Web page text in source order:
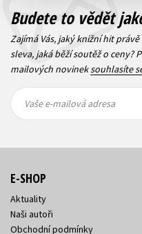
Budete to vědět
Zajímá Vás, jaký knižní hit
sleva, jaká běží soutěž o ceny?
mailových novineksouhlasíte
mailová
mailová
Vaše e-mailová adresa
E-SHOP
Aktuality
Naši autoři
Obchodní podmínky